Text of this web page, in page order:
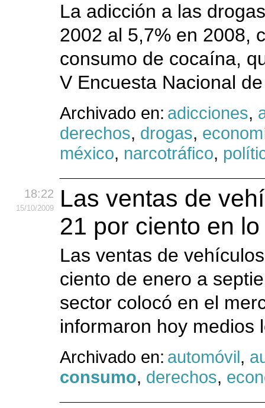
La adicción a las
2002 al 5,7% en 2008,
consumo de cocaína,
V Encuesta Nacional
Archivado en: adicciones,
derechos, drogas,
méxico, narcotráfico,
18:22
15/10/2009
Las ventas de
21 por ciento en
Las ventas de
ciento de enero a
sector colocó en el
informaron hoy medios
Archivado en: automóvil,
consumo, derechos,